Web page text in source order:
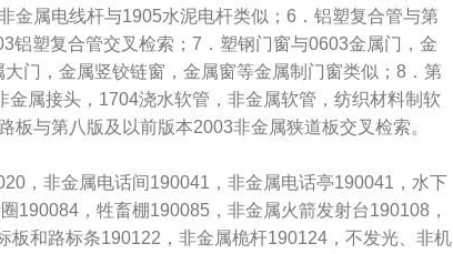
金属电线杆与1905水泥电杆类似；6．铝塑复合管与第
铝塑复合管交叉检索；7．塑钢门窗与0603金属门，金
门，金属竖铰链窗，金属窗等金属制门窗类似；8．第
金属接头，1704浇水软管，非金属软管，纺织材料制软
与第八版及以前版本2003非金属狭道板交叉检索。
，非金属电话间190041，非金属电话亭190041，水下
190084，牲畜棚190085，非金属火箭发射台190108，
和路标条190122，非金属桅杆190124，不发光、非机